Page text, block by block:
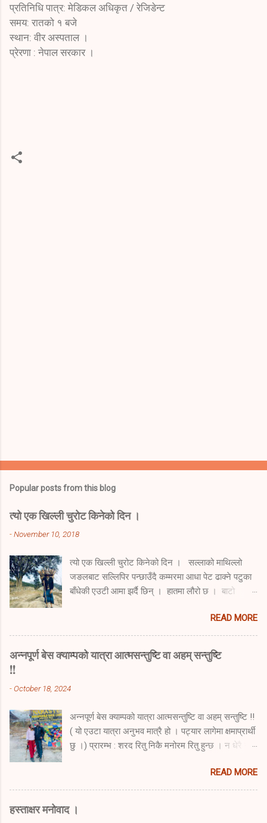
प्रतिनिधि पात्र: मेडिकल अधिकृत / रेजिडेन्ट
समय: रातको १ बजे
स्थान: वीर अस्पताल ।
प्रेरणा : नेपाल सरकार ।
Popular posts from this blog
त्यो एक खिल्ली चुरोट किनेको दिन ।
-November 10, 2018
त्यो एक खिल्ली चुरोट किनेको दिन । सल्लाको माथिल्लो
जङलबाट सल्लिपिर पन्छाउँदै कम्मरमा आधा पेट ढाक्ने पटुका
बाँधेकी एउटी आमा झर्दै छिन् । हातमा लौरो छ । बाटो
थाप्लोमा नाम्लोले थिचेको छ । र पिठ्युमा डोकोभरी दाउरा
बोकेकी छन् । सुस्त सुस्त हिँड्दै अस्पताल प्राङण हुँदै
आउँछिन् । उनी हल्का स्याँ स्याँ गर्दै छिन् । अरुका निम्ती
त अझै तगडा नै देखिन्छिन् । उनको उमेर ढल्किँदै गयो ।
कति माघका चिसा सिरेटाले हाने होलान् उनलाई । हरेक
अमेरिका पुगे । छोराहरु राजधानी पुगे । तर उनको भारी
कत्ति कम भएन । छुटेन त्यो दाउराको भारी कहिल्यै ।
सल्लिपिरले उनको बाटो सधैं ढाकिदिन्छ । उनी सधैंजस्तो
READ MORE
अन्नपूर्ण बेस क्याम्पको यात्रा आत्मसन्तुष्टि वा अहम् सन्तुष्टि
!!
-October 18, 2024
अन्नपूर्ण बेस क्याम्पको यात्रा आत्मसन्तुष्टि वा अहम् सन्तुष्टि !!
( यो एउटा यात्रा अनुभव मात्रै हो । पट्यार लागेमा क्षमाप्रार्थी
छु ।) प्रारम्भ : शरद रितु निकै मनोरम रितु हुन्छ । न धेरै गर्मी
। सबैको विदा आदि पर्ने मौसम । अस्पतालको दैनिकीबाट टाढा
हुन खोज्ने मनहरु मिल्न पुग्दा यात्राको तय हुने गर्छ। यसपटक
झिनोमसिनो तयारी गरेर यात्राको लागि ६ जना निस्किन्छौँ ।
READ MORE
हस्ताक्षर मनोवाद ।